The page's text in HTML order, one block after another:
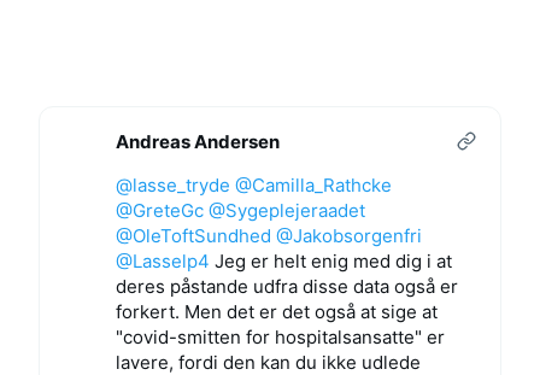
Andreas Andersen
@lasse_tryde @Camilla_Rathcke
@GreteGc @Sygeplejeraadet
@OleToftSundhed @Jakobsorgenfri
@Lasselp4 Jeg er helt enig med dig i at
deres påstande udfra disse data også er
forkert. Men det er det også at sige at
"covid-smitten for hospitalsansatte" er
lavere, fordi den kan du ikke udlede